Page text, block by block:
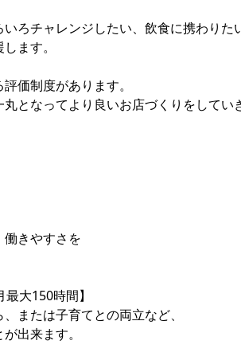
ろチャレンジしたい、飲食に携わりた
ます。
価制度があります。
となってより良いお店づくりをしてい
きやすさを
大150時間】
または子育てとの両立など、
出来ます。